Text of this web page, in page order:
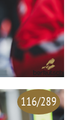
116/289